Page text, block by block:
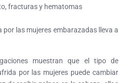
fracturas y hematomas
las mujeres embarazadas lleva a
muestran que el tipo de
por las mujeres puede cambiar